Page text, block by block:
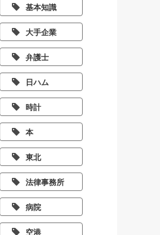
基本知識
大手企業
弁護士
日ハム
時計
本
東北
法律事務所
病院
空港